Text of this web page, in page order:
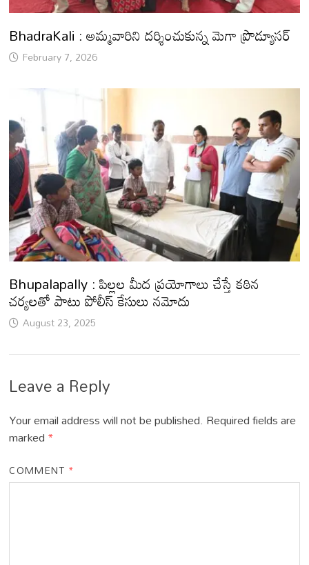
BhadraKali : అమ్మవారిని దర్శించుకున్న మెగా ప్రొడ్యూసర్
February 7, 2026
Bhupalapally : పిల్లల మీద ప్రయోగాలు చేస్తే కఠిన
చర్యలతో పాటు పోలీస్ కేసులు నమోదు
August 23, 2025
Leave a Reply
Your email address will not be published. Required fields are
marked*
COMMENT *